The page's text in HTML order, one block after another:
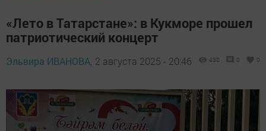
«Лето в Татарстане»: в Кукморе прошел
патриотический концерт
Эльвира ИВАНОВА, 2 августа 2025 - 20:46 430 0 0